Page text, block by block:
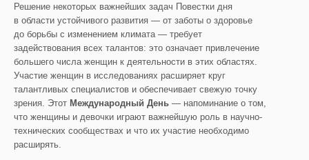
Решение некоторых важнейших задач Повестки дня
в области устойчивого развития — от заботы о здоровье
до борьбы с изменением климата — требует
задействования всех талантов: это означает привлечение
большего числа женщин к деятельности в этих областях.
Участие женщин в исследованиях расширяет круг
талантливых специалистов и обеспечивает свежую точку
зрения. Этот Международный День — напоминание о том,
что женщины и девочки играют важнейшую роль в научно-
технических сообществах и что их участие необходимо
расширять.